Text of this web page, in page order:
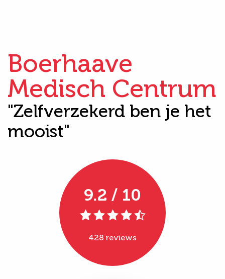
Boerhaave
Medisch Centrum
"Zelfverzekerd ben je het
mooist"
9.2 / 10
428 reviews